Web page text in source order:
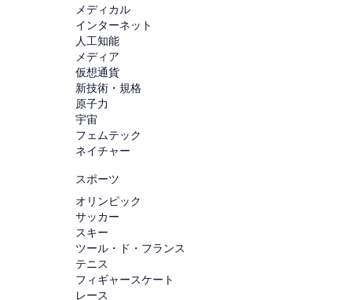
メディカル
インターネット
人工知能
メディア
仮想通貨
新技術・規格
原子力
宇宙
フェムテック
ネイチャー
スポーツ
オリンピック
サッカー
スキー
ツール・ド・フランス
テニス
フィギャースケート
レース